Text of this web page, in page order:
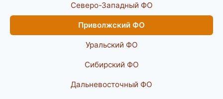
Северо-Западный ФО
Приволжский ФО
Уральский ФО
Сибирский ФО
Дальневосточный ФО